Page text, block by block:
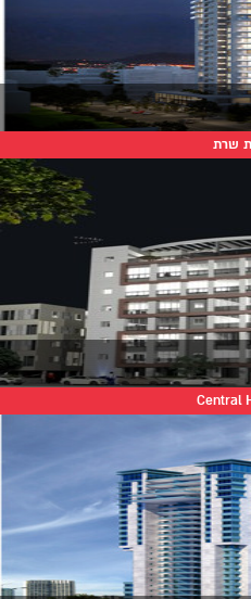
שרת
Central